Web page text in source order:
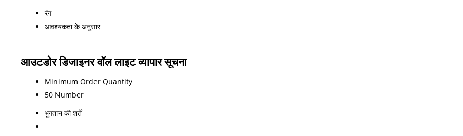
रंग
आवश्यकता के अनुसार
आउटडोर डिजाइनर वॉल लाइट व्यापार सूचना
Minimum Order Quantity
50 Number
भुगतान की शर्तें